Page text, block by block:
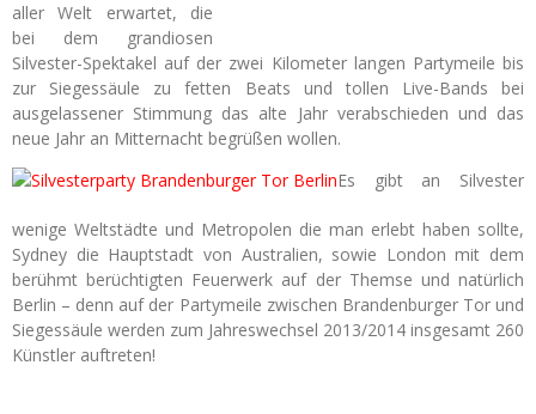
aller Welt erwartet, die
bei dem grandiosen
Silvester-Spektakel auf der zwei Kilometer langen Partymeile bis
zur Siegessäule zu fetten Beats und tollen Live-Bands bei
ausgelassener Stimmung das alte Jahr verabschieden und das
neue Jahr an Mitternacht begrüßen wollen.
Es gibt an Silvester
wenige Weltstädte und Metropolen die man erlebt haben sollte,
Sydney die Hauptstadt von Australien, sowie London mit dem
berühmt berüchtigten Feuerwerk auf der Themse und natürlich
Berlin – denn auf der Partymeile zwischen Brandenburger Tor und
Siegessäule werden zum Jahreswechsel 2013/2014 insgesamt 260
Künstler auftreten!